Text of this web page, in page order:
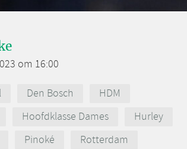
om 16:00
Den Bosch
HDM
Hoofdklasse Dames
Hurley
Pinoké
Rotterdam